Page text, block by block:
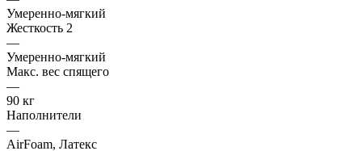
Умеренно-мягкий
Жесткость 2
—
Умеренно-мягкий
Макс. вес спящего
—
90 кг
Наполнители
—
AirFoam, Латекс